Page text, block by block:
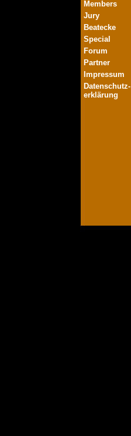
Members
Jury
Beatecke
Special
Forum
Partner
Impressum
Datenschutz-
erklärung